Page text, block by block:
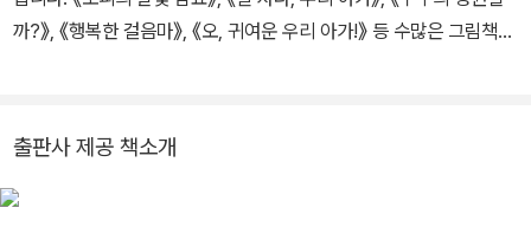
까?》, 《행복한 걸음마》, 《오, 귀여운 우리 아가!》 등 수많은 그림책에
출판사 제공 책소개